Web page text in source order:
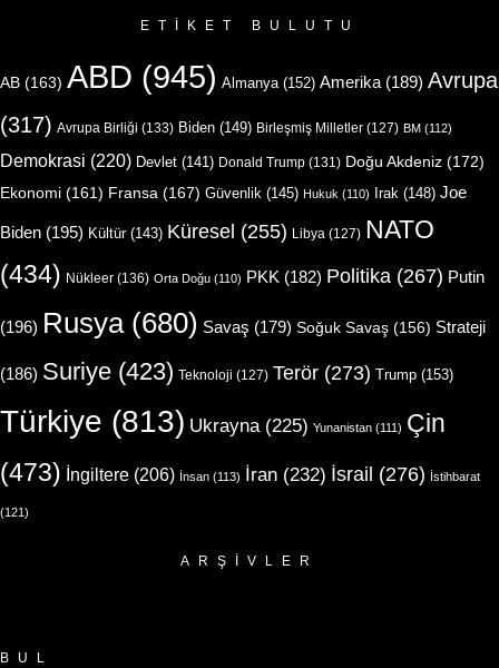
ETIKET BULUTU
AB (163) ABD (945) Almanya (152) Amerika (189) Avrupa
(317) Avrupa Birliği (133) Biden (149) Birleşmiş Milletler (127) BM (112)
Demokrasi (220) Devlet (141) Donald Trump (131) Doğu Akdeniz (172)
Ekonomi (161) Fransa (167) Güvenlik (145) Hukuk (110) Irak (148) Joe
Biden (195) Kültür(143) Küresel (255) Libya (127) NATO
(434) Nükleer (136) Orta Doğu (110) PKK (182) Politika (267) Putin
(196) Rusya(680) Savaş (179) Soğuk Savaş (156) Strateji
(186) Suriye (423) Teknoloji (127) Terör (273) Trump (153)
Türkiye (813) Ukrayna(225) Yunanistan (111) Çin
(473) İngiltere (206) İnsan (113) İran (232) İsrail (276) İstihbarat
(121)
ARŞIVLER
BUL